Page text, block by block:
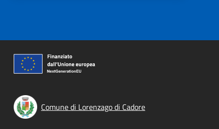
Comune di Lorenzago di Cadore